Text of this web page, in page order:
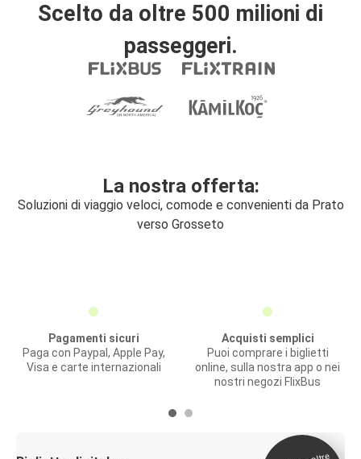
Scelto da oltre 500 milioni di
passeggeri.
La nostra offerta:
Soluzioni di viaggio veloci, comode e convenienti da Prato
verso Grosseto
Pagamenti sicuri
Paga con Paypal, Apple Pay,
Visa e carte internazionali
Acquisti semplici
Puoi comprare i biglietti
online, sulla nostra app o nei
nostri negozi FlixBus